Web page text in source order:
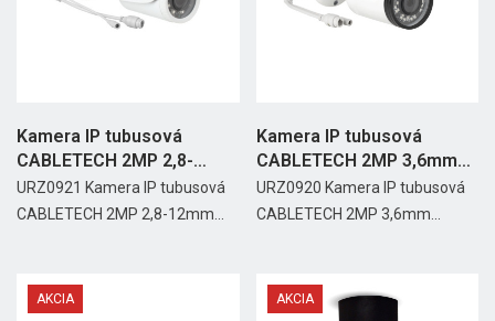
Kamera IP tubusová
CABLETECH 2MP 2,8-
12mm 1/2,8...
URZ0921 Kamera IP tubusová
CABLETECH 2MP 2,8-12mm...
Kamera IP tubusová
CABLETECH 2MP 3,6mm
1/2,8 CMOS
URZ0920 Kamera IP tubusová
CABLETECH 2MP 3,6mm...
AKCIA AKCIA